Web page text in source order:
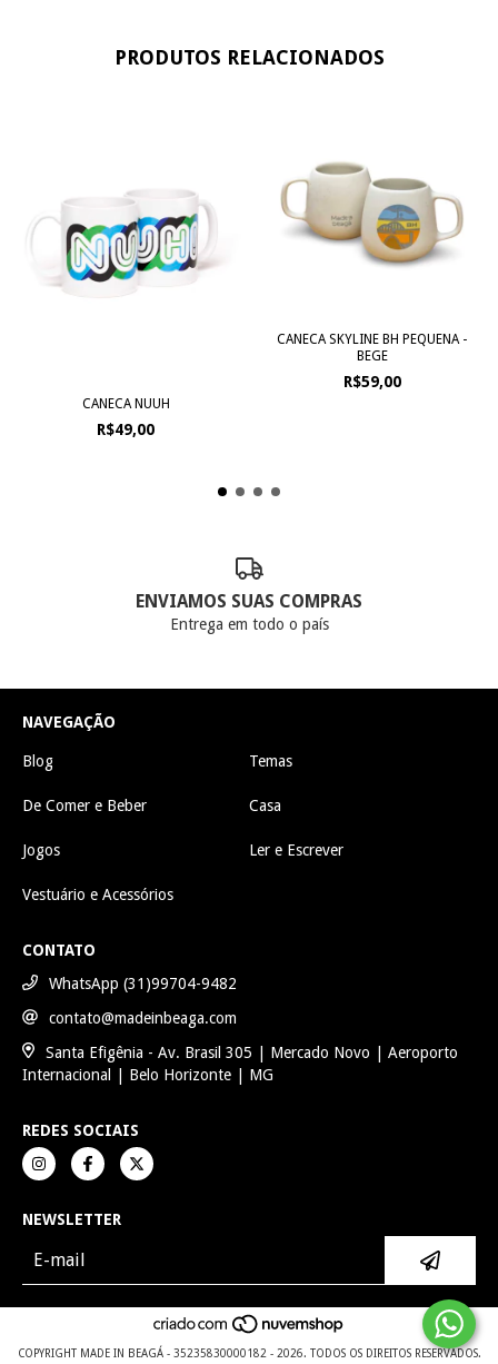
PRODUTOS RELACIONADOS
CANECA NUUH
R$49,00
CANECA SKYLINE BH PEQUENA -
BEGE
R$59,00
ENVIAMOS SUAS COMPRAS
Entrega em todo o país
NAVEGAÇÃO
Blog Temas
De Comer e Beber Casa
Jogos Ler e Escrever
Vestuário e Acessórios
CONTATO
WhatsApp (31)99704-9482
contato@madeinbeaga.com
Santa Efigênia - Av. Brasil 305 | Mercado Novo | Aeroporto
Internacional | Belo Horizonte | MG
REDES SOCIAIS
NEWSLETTER
COPYRIGHT MADE IN BEAGÁ - 35235830000182 - 2026. TODOS OS DIREITOS RESERVADOS.